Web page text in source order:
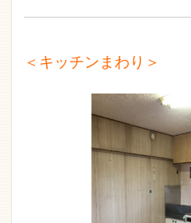
＜キッチンまわり＞